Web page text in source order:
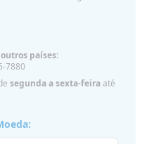
países:
7880
segunda a sexta-feiraaté